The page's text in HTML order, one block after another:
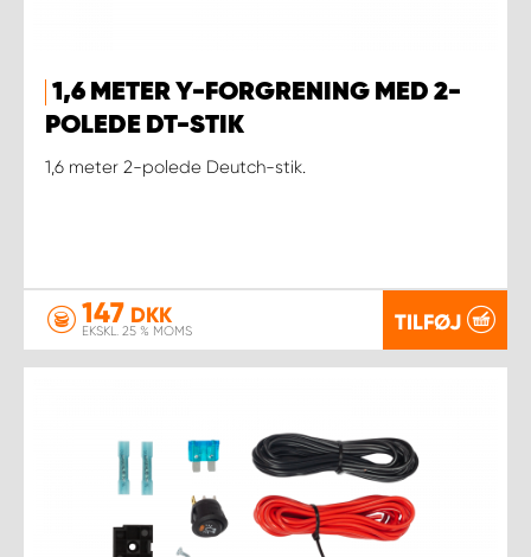
1,6 METER Y-FORGRENING MED 2-
POLEDE DT-STIK
1,6 meter 2-polede Deutch-stik.
147 DKK
EKSKL. 25 % MOMS TILFØJ